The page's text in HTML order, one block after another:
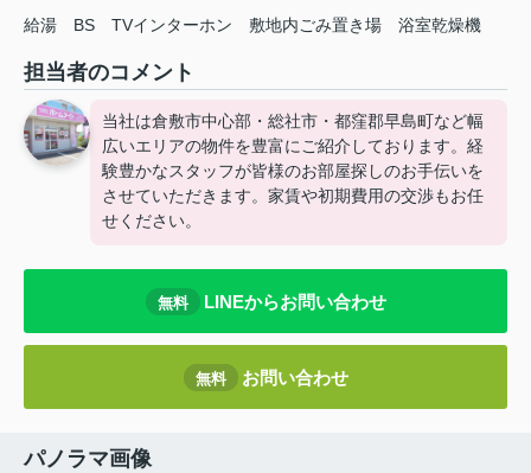
給湯 BS TVインターホン 敷地内ごみ置き場 浴室乾燥機
担当者のコメント
当社は倉敷市中心部・総社市・都窪郡早島町など幅
広いエリアの物件を豊富にご紹介しております。経
験豊かなスタッフが皆様のお部屋探しのお手伝いを
させていただきます。家賃や初期費用の交渉もお任
せください。
無料 LINEからお問い合わせ
無料 お問い合わせ
パノラマ画像